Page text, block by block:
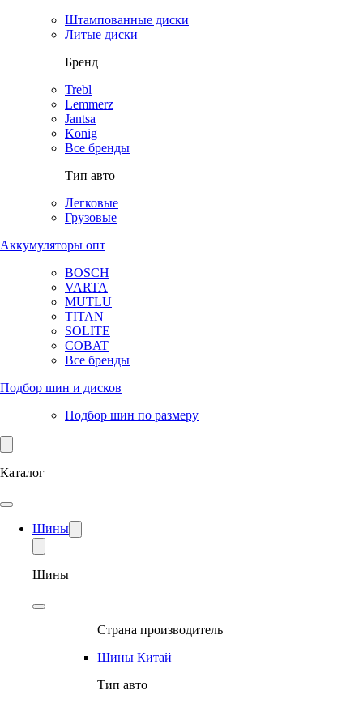
Штампованные диски
Литые диски
Бренд
Trebl
Lemmerz
Jantsa
Konig
Все бренды
Тип авто
Легковые
Грузовые
Аккумуляторы опт
BOSCH
VARTA
MUTLU
TITAN
SOLITE
COBAT
Все бренды
Подбор шин и дисков
Подбор шин по размеру
Каталог
Шины
Шины
Страна производитель
Шины Китай
Тип авто